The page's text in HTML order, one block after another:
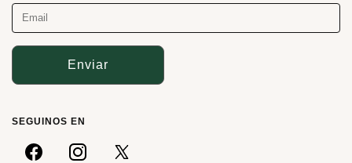
Enviar
SEGUINOS EN